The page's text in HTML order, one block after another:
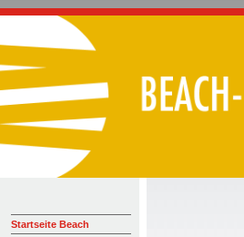
Startseite Beach